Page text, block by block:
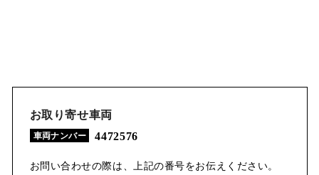
お取り寄せ車両
車両ナンバー 4472576
お問い合わせの際は、上記の番号をお伝えください。